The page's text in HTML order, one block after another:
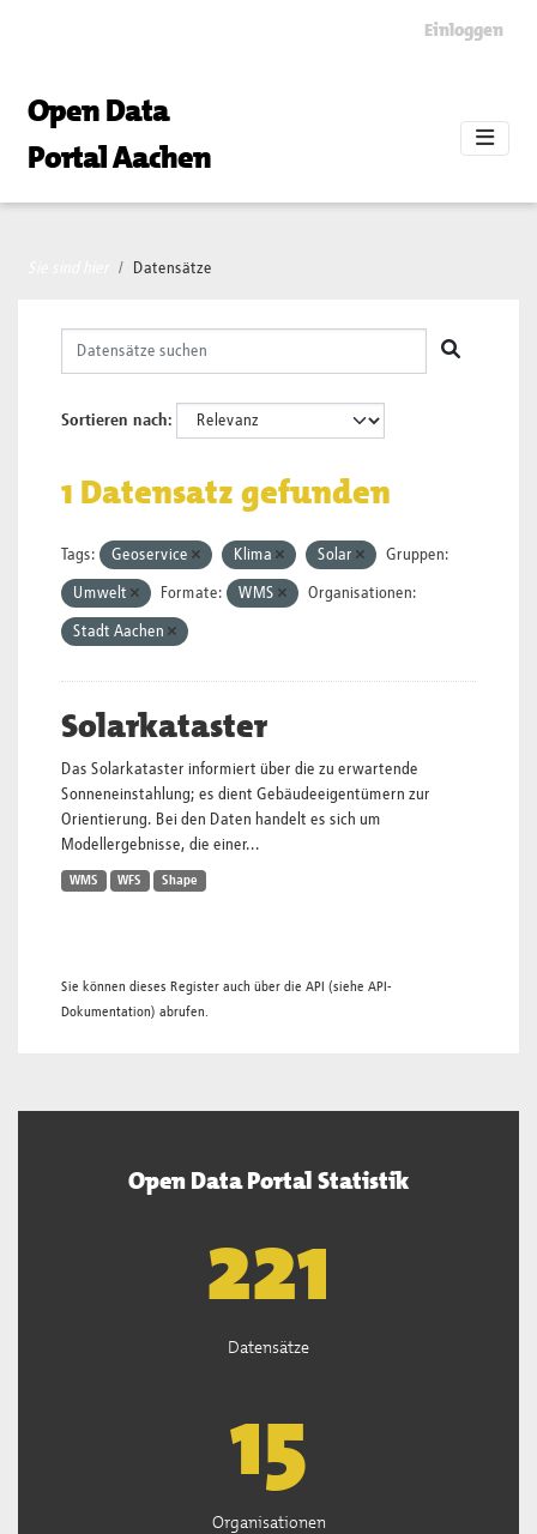
Einloggen
Open Data
Portal Aachen
Datensätze
Sortieren nach
1 Datensatz gefunden
Tags: Geoservice Klima Solar Gruppen:
Umwelt Formate: WMS Organisationen:
Stadt Aachen
Solarkataster
Das Solarkataster informiert über die zu erwartende
Sonneneinstahlung; es dient Gebäudeeigentümern zur
Orientierung. Bei den Daten handelt es sich um
Modellergebnisse, die einer...
WMS WFS Shape
Sie können dieses Register auch über die API (siehe API-
Dokumentation) abrufen.
Open Data Portal Statistik
222
Datensätze
15
Organisationen